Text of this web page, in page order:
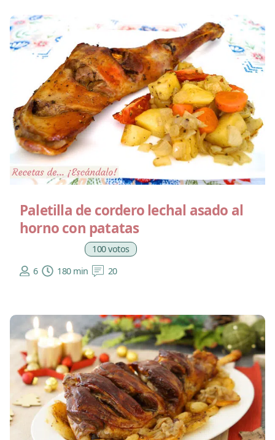
Paletilla de cordero lechal asado al
horno con patatas
100 votos
6
180 min 20